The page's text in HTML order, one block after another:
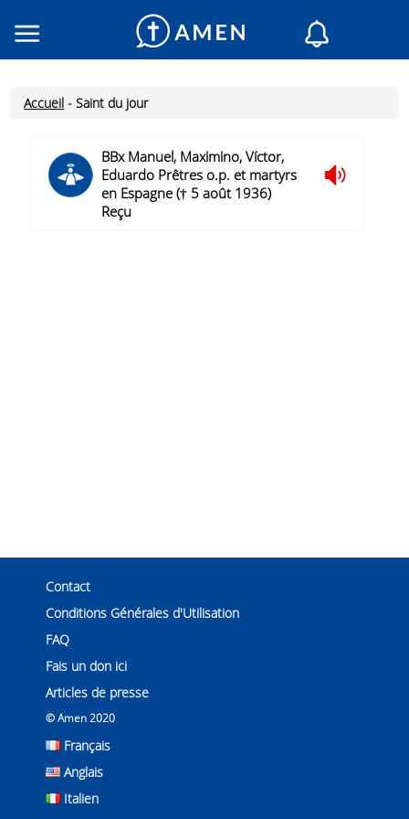
Consacré
Lecture du jour
Messages du jour
Saint du jour
Accueil -Saint du jour
BBx Manuel, Maximino, Víctor,
Eduardo Prêtres o.p. et martyrs
en Espagne († 5 août 1936)
Reçu
Contact
Conditions Générales d'Utilisation
FAQ
Fais un don ici
Articles de presse
© Amen 2020
Français
Anglais
Italien